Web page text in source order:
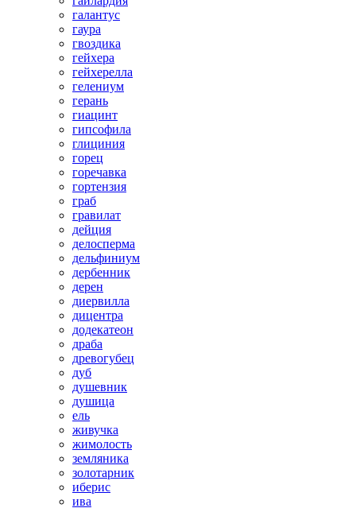
галантус
гаура
гвоздика
гейхера
гейхерелла
гелениум
герань
гиацинт
гипсофила
глициния
горец
горечавка
гортензия
граб
гравилат
дейция
делосперма
дельфиниум
дербенник
дерен
диервилла
дицентра
додекатеон
драба
древогубец
дуб
душевник
душица
ель
живучка
жимолость
земляника
золотарник
иберис
ива